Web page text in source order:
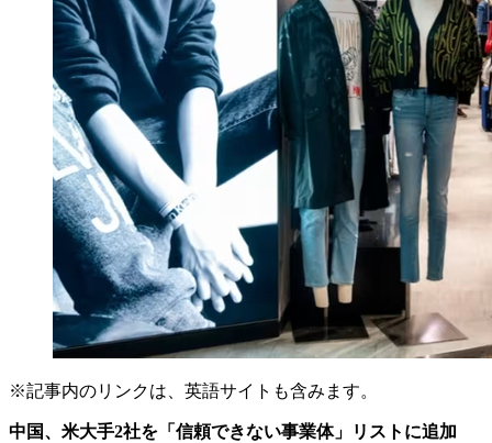
※記事内のリンクは、英語サイトも含みます。
中国、米大手2社を「信頼できない事業体」リストに追加